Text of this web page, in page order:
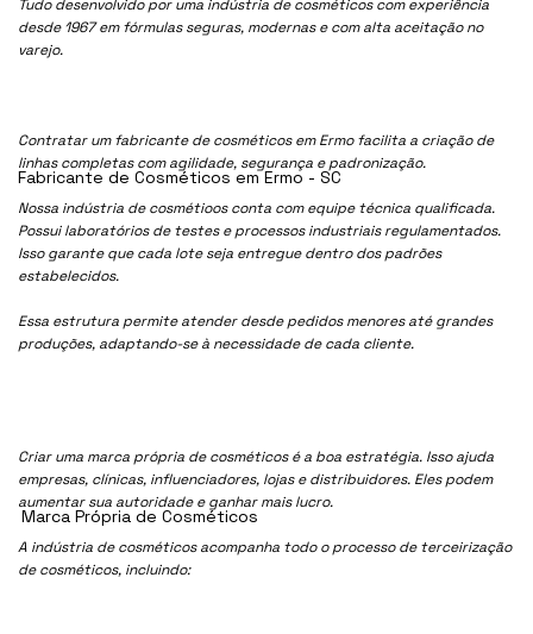
Tudo desenvolvido por uma indústria de cosméticos com experiência
desde 1967 em fórmulas seguras, modernas e com alta aceitação no
varejo.
Contratar um fabricante de cosméticos em Ermo facilita a criação de
linhas completas com agilidade, segurança e padronização.
Nossa indústria de cosmétioos conta com equipe técnica qualificada.
Possui laboratórios de testes e processos industriais regulamentados.
Isso garante que cada lote seja entregue dentro dos padrões
estabelecidos.
Essa estrutura permite atender desde pedidos menores até grandes
produções, adaptando-se à necessidade de cada cliente.
Criar uma marca própria de cosméticos é a boa estratégia. Isso ajuda
empresas, clínicas, influenciadores, lojas e distribuidores. Eles podem
aumentar sua autoridade e ganhar mais lucro.
A indústria de cosméticos acompanha todo o processo de terceirização
de cosméticos, incluindo:
Fabricante de Cosméticos em Ermo - SC
Marca Própria de Cosméticos